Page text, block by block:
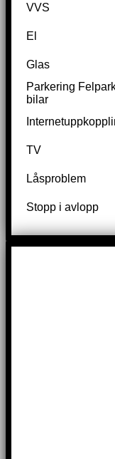
VVS
El
Glas
Parkering
bilar
TV
Låsproblem
Stopp i avlopp